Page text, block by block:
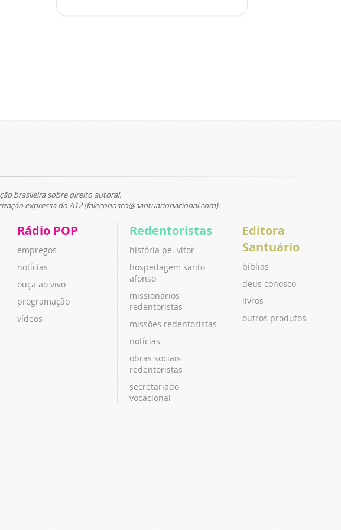
brasileira sobre direito autoral.
expressa do A12 (faleconosco@santuarionacional.com).
Rádio POP
empregos
notícias
ouça ao vivo
programação
vídeos
Redentoristas
história pe. vitor
hospedagem santo
afonso
missionários
redentoristas
missões redentoristas
notícias
obras sociais
redentoristas
secretariado
vocacional
Editora
Santuário
bíblias
deus conosco
livros
outros produtos